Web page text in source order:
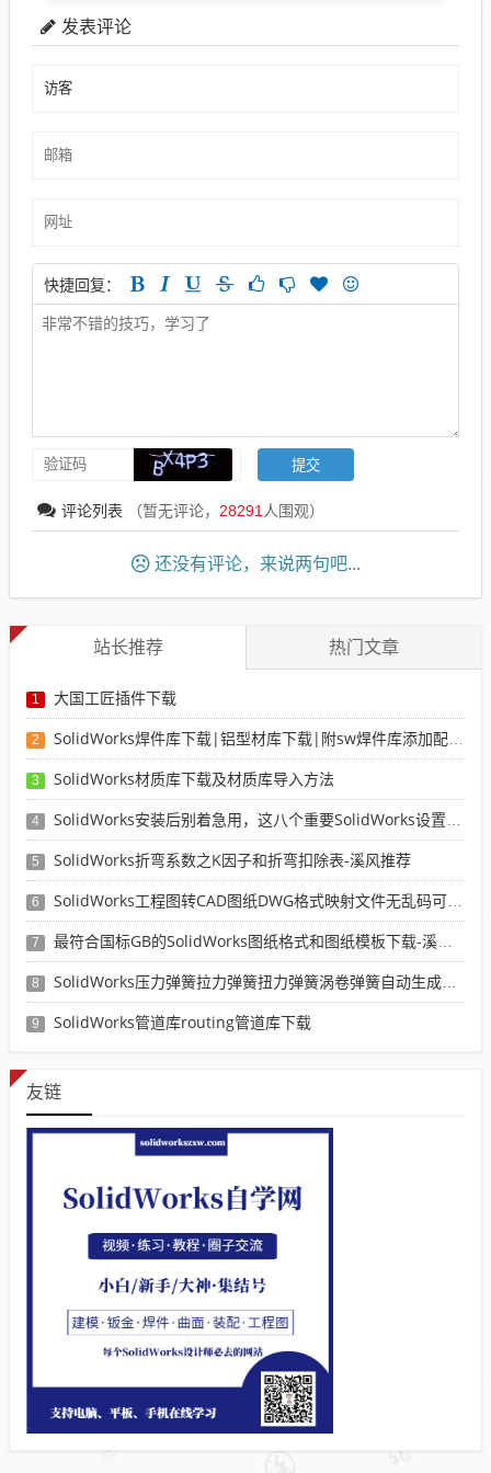
发表评论
快捷回复：
评论列表 （暂无评论， 28291 人围观）
还没有评论，来说两句吧...
站长推荐 热门文章
1 大国工匠插件下载
2 SolidWorks焊件库下载|铝型材库下载|附sw焊件库添加配置使用教程
3 SolidWorks材质库下载及材质库导入方法
4 SolidWorks安装后别着急用，这八个重要SolidWorks设置可以提高你的画图效率
5 SolidWorks折弯系数之K因子和折弯扣除表-溪风推荐
6 SolidWorks工程图转CAD图纸DWG格式映射文件无乱码可分层-溪风亲测推荐
7 最符合国标GB的SolidWorks图纸格式和图纸模板下载-溪风专用版
8 SolidWorks压力弹簧拉力弹簧扭力弹簧涡卷弹簧自动生成宏程序下载
9 SolidWorks管道库routing管道库下载
友链